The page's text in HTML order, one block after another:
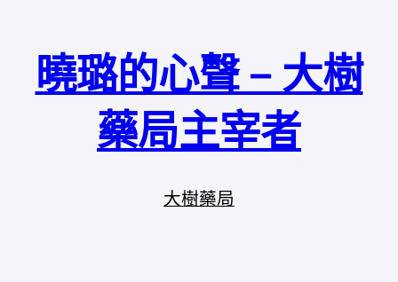
曉璐的心聲 – 大樹
藥局主宰者
大樹藥局